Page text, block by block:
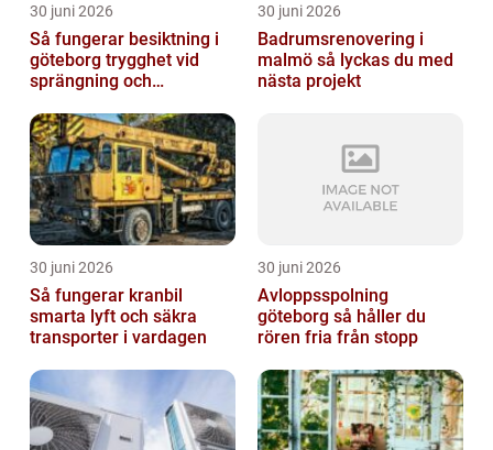
30 juni 2026
Så fungerar besiktning i
göteborg trygghet vid
sprängning och
30 juni 2026
Badrumsrenovering i
malmö så lyckas du med
nästa projekt
30 juni 2026
Så fungerar kranbil
smarta lyft och säkra
transporter i vardagen
30 juni 2026
Avloppsspolning
göteborg så håller du
rören fria från stopp